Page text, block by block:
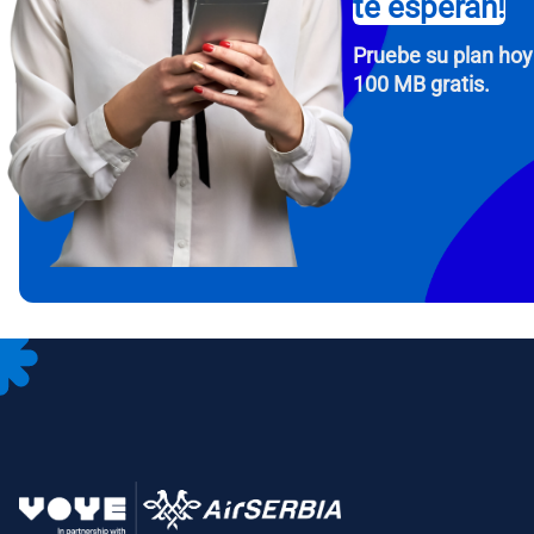
To
Then,
in
te esperan!
Pruebe su plan
100 MB gratis.